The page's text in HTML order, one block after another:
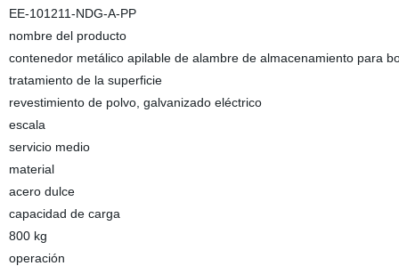
EE-101211-NDG-A-PP
nombre del producto
contenedor metálico apilable de alambre de almacenamiento para
tratamiento de la superficie
revestimiento de polvo, galvanizado eléctrico
escala
servicio medio
material
acero dulce
capacidad de carga
800 kg
operación